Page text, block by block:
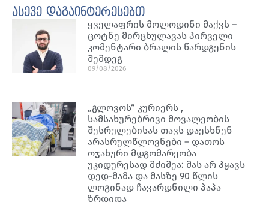
ასევე დაგაინტერესებთ
ყველაფრის მოლოდინი მაქვს –
ცოტნე მირცხულავას პირველი
კომენტარი ბრალის წარდგენის
შემდეგ
09/08/2026
„გლოვოს“ კურიერს ,
სამსახურებრივი მოვალეობის
შესრულებისას თავს დაესხნენ
არასრულწლოვნები – დათოს
ოჯახური მდგომარეობა
უკიდურესად მძიმეა: მას არ ჰყავს
დედ-მამა და მასზე 90 წლის
ლოგინად ჩავარდნილი პაპა
ზრდიდა